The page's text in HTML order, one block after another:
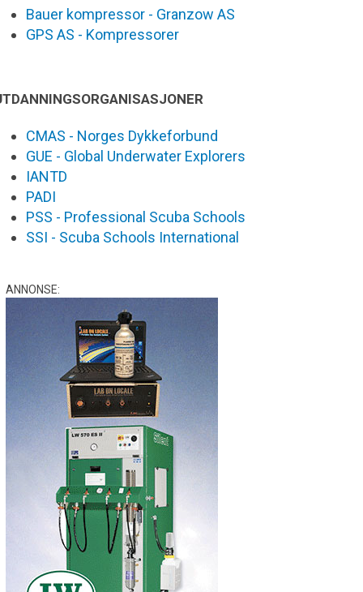
Bauer kompressor - Granzow AS
GPS AS - Kompressorer
CMAS - Norges Dykkeforbund
GUE - Global Underwater Explorers
IANTD
PADI
PSS - Professional Scuba Schools
SSI - Scuba Schools International
ANNONSE: